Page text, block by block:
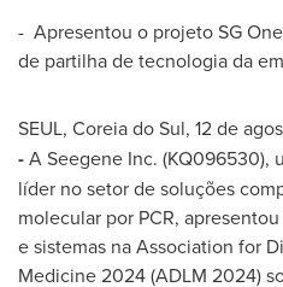
- Apresentou o projeto SG
de partilha de tecnologia da
SEUL, Coreia do Sul, 12 de
-A Seegene Inc. (KQ096530),
líder no setor de soluções
molecular por PCR,
e sistemas na Association for
Medicine 2024 (ADLM 2024)